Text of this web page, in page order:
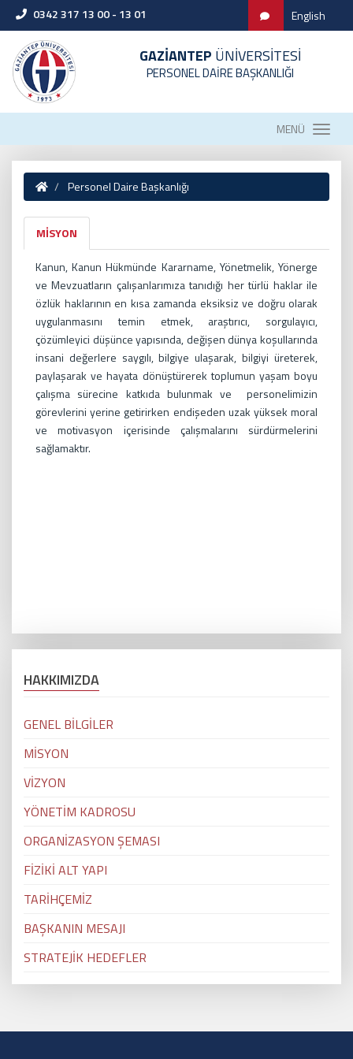
0342 317 13 00 - 13 01 English
GAZİANTEP ÜNİVERSİTESİ
PERSONEL DAİRE BAŞKANLIĞI
MENÜ
Personel Daire Başkanlığı
MİSYON
Kanun, Kanun Hükmünde Kararname, Yönetmelik, Yönerge
ve Mevzuatların çalışanlarımıza tanıdığı her türlü haklar ile
özlük haklarının en kısa zamanda eksiksiz ve doğru olarak
uygulanmasını temin etmek, araştırıcı, sorgulayıcı,
çözümleyici düşünce yapısında, değişen dünya koşullarında
insani değerlere saygılı, bilgiye ulaşarak, bilgiyi üreterek,
paylaşarak ve hayata dönüştürerek toplumun yaşam boyu
çalışma sürecine katkıda bulunmak ve personelimizin
görevlerini yerine getirirken endişeden uzak yüksek moral
ve motivasyon içerisinde çalışmalarını sürdürmelerini
sağlamaktır.
HAKKIMIZDA
GENEL BİLGİLER
MİSYON
VİZYON
YÖNETİM KADROSU
ORGANİZASYON ŞEMASI
FİZİKİ ALT YAPI
TARİHÇEMİZ
BAŞKANIN MESAJI
STRATEJİK HEDEFLER